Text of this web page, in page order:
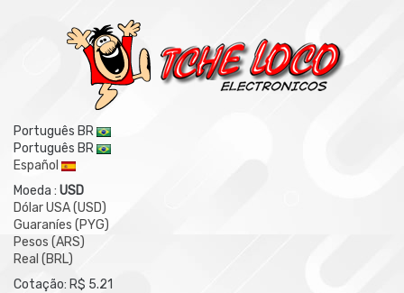
Português BR
Português BR
Español
Moeda : USD
Dólar USA (USD)
Guaraníes (PYG)
Pesos (ARS)
Real (BRL)
Cotação: R$ 5.21